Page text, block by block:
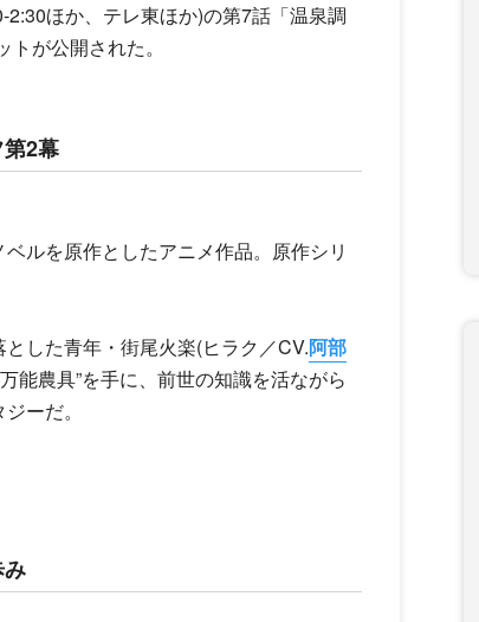
2:30ほか、テレ東ほか)の第7話「温泉調
が公開された。
2幕
ルを原作としたアニメ作品。原作シリ
した青年・街尾火楽(ヒラク／CV.阿部
能農具”を手に、前世の知識を活ながら
ーだ。